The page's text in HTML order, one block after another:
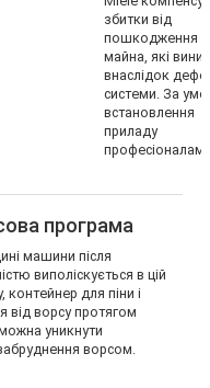
збитки від
пошкодження
майна, які
внаслідок
системи. За
встановлення
приладу
програма
машини після
виполіскується в цій
для піни і
від ворсу протягом
уникнути
ворсом.